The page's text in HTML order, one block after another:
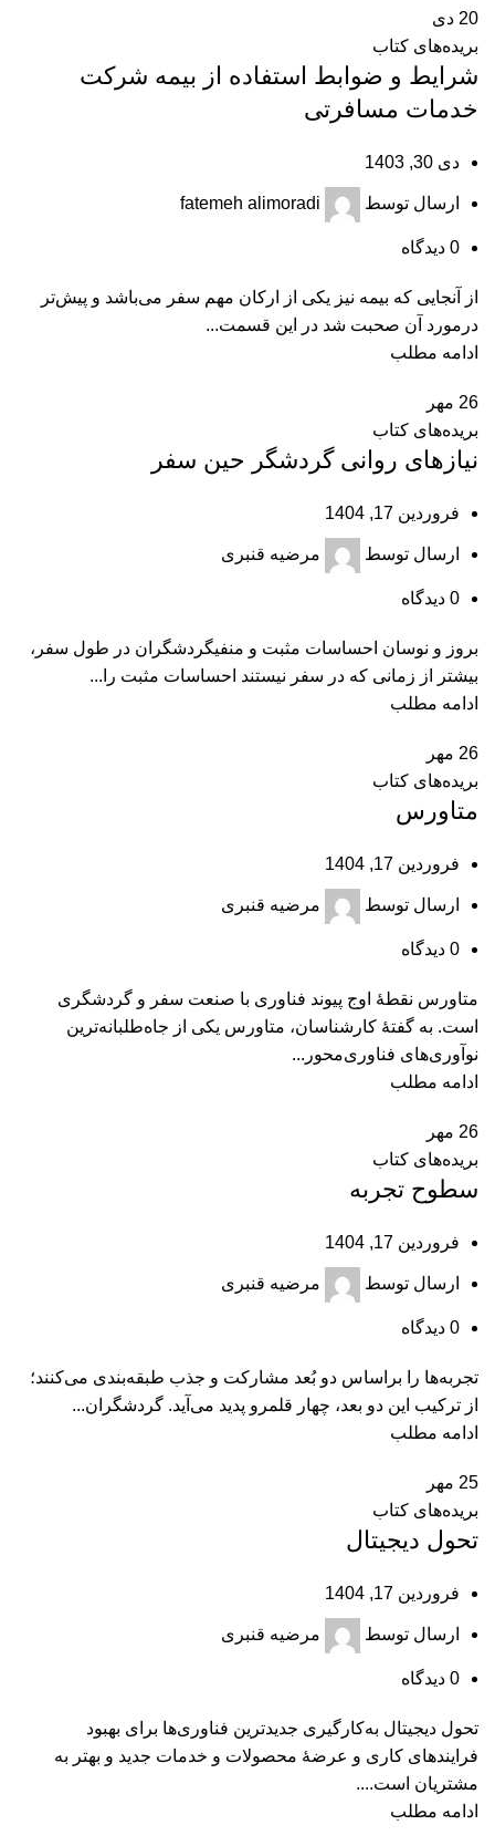
20 دی
بریده‌های کتاب
شرایط و ضوابط استفاده از بیمه شرکت
خدمات مسافرتی
دی 30, 1403
ارسال توسط fatemeh alimoradi
0 دیدگاه
از آنجایی که بیمه نیز یکی از ارکان مهم سفر می‌باشد و پیش‌تر
درمورد آن صحبت شد در این قسمت...
ادامه مطلب
26 مهر
بریده‌های کتاب
نیازهای روانی گردشگر حین سفر
فروردین 17, 1404
ارسال توسط مرضیه قنبری
0 دیدگاه
بروز و نوسان احساسات مثبت و منفیگردشگران در طول سفر،
بيشتر از زمانی ‌كه در سفر نيستند احساسات مثبت را...
ادامه مطلب
26 مهر
بریده‌های کتاب
متاورس
فروردین 17, 1404
ارسال توسط مرضیه قنبری
0 دیدگاه
متاورس نقطۀ اوج پيوند فناوری با صنعت سفر و گردشگری
است. به گفتۀ كارشناسان، متاورس يكی از جاه‌طلبانه‌ترين
نوآوری‌های فناوری‌محور...
ادامه مطلب
26 مهر
بریده‌های کتاب
سطوح تجربه
فروردین 17, 1404
ارسال توسط مرضیه قنبری
0 دیدگاه
تجربه‌ها را براساس دو بُعد مشاركت و جذب طبقه‌بندی می‌كنند؛
از تركيب اين دو بعد، چهار قلمرو پديد می‌آيد. گردشگران...
ادامه مطلب
25 مهر
بریده‌های کتاب
تحول دیجیتال
فروردین 17, 1404
ارسال توسط مرضیه قنبری
0 دیدگاه
تحول ديجيتال به‌كارگيری جديدترين فناوری‌ها برای بهبود
فرايندهای كاری و عرضۀ محصولات و خدمات جديد و بهتر به
مشتريان است....
ادامه مطلب